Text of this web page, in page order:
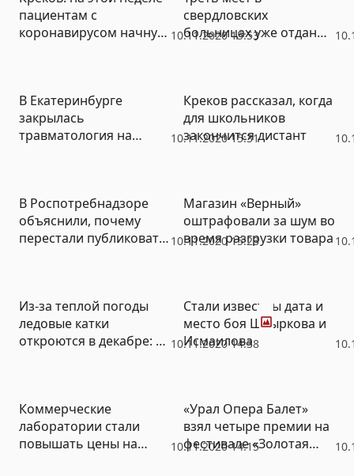
10.11.2020 15:53
пациентам с
коронавирусом начнут
свердловских
больницах уже отданы
10.11.2020 15:31
В Екатеринбурге
закрылась
травматология на
Креков рассказал, когда
для школьников
закончится дистант
10.11.2020 15:23
В Роспотребнадзоре
объяснили, почему
перестали публиковать
Магазин «Верный»
оштрафовали за шум во
время разгрузки товара
10.11.2020 14:38
Из-за теплой погоды
ледовые катки
откроются в декабре: в
Фото
Стали известны дата и
место боя Штыркова и
Исмаилова
10.11.2020 14:15
Коммерческие
лаборатории стали
повышать цены на
«Урал Опера Балет»
взял четыре премии на
фестивале «Золотая